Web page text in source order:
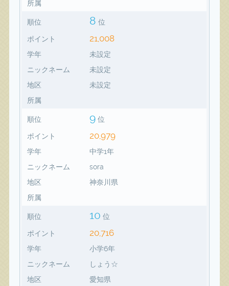
所属
順位 8 位
ポイント 21,008
学年
未設定
ニックネーム
未設定
地区
未設定
所属
順位 9 位
ポイント 20,979
学年
中学1年
ニックネーム
sora
地区
神奈川県
所属
順位 10 位
ポイント 20,716
学年
小学6年
ニックネーム
しょう☆
地区
愛知県